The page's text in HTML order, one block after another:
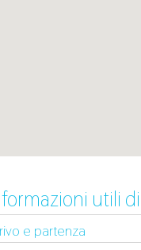
utili
e partenza